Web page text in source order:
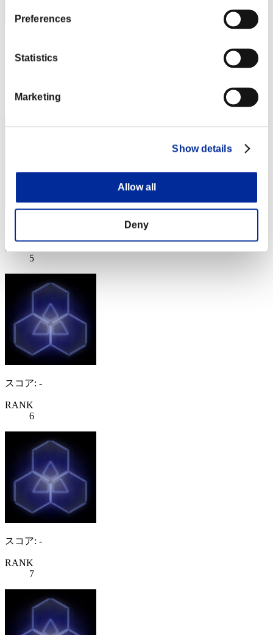
Preferences
Statistics
Marketing
Show details
Allow all
Deny
4
RANK
5
スコア: -
RANK
6
スコア: -
RANK
7